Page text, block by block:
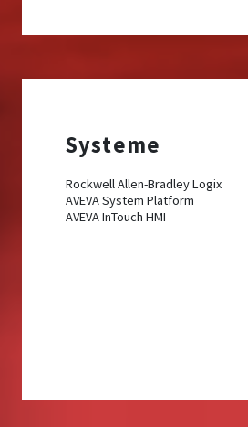
Systeme
Rockwell Allen-Bradley Logix
AVEVA System Platform
AVEVA InTouch HMI